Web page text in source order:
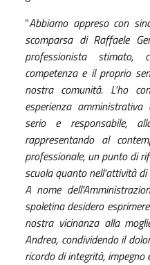
"Abbiamo appreso con
scomparsa di Raffaele
professionista
competenza e il proprio
nostra comunità. L’ho
esperienza
serio e responsabile,
rappresentando al
professionale, un punto di
scuola quanto nell'attività di
A nome
spoletina desidero
nostra vicinanza alla
Andrea, condividendo il
ricordo di integrità, impegno